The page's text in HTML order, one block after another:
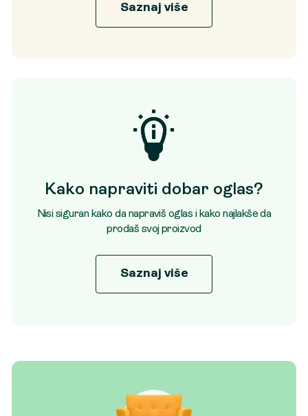
Saznaj više
Kako napraviti dobar oglas?
Nisi siguran kako da napraviš oglas i kako najlakše da
prodaš svoj proizvod
Saznaj više